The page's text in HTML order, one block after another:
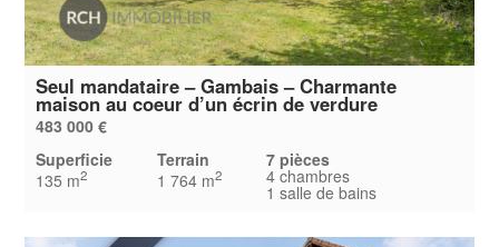
Seul mandataire – Gambais – Charmante
maison au coeur d’un écrin de verdure
483 000 €
Superficie
135 m2
Terrain
1 764 m2
7 pièces
4 chambres
1 salle de bains